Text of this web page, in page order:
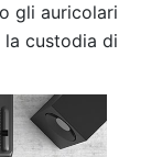
gli auricolari
custodia di